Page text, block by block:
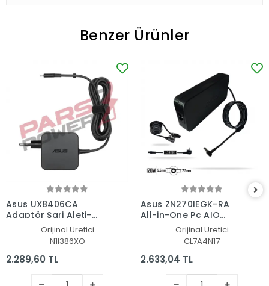
Benzer Ürünler
Asus UX8406CA
Adaptör Şarj Aleti-
Orijinal Üretici
N1I386XO
2.289,60 TL
Asus ZN270IEGK-RA
All-in-One Pc AIO
Adaptör Şarj Aleti-
Orijinal Üretici
CL7A4N17
2.633,04 TL